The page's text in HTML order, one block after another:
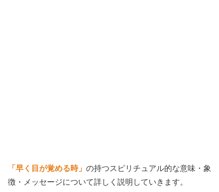
「早く目が覚める時」 の持つスピリチュアル的な意味・象
徴・メッセージについて詳しく説明していきます。